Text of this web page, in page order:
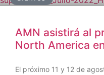
AMN asistirá al
North America
El próximo 11 y 12 de